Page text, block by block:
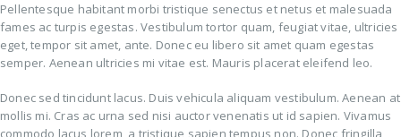
Pellentesque habitant morbi tristique senectus et netus et malesuada
fames ac turpis egestas. Vestibulum tortor quam, feugiat vitae, ultricies
eget, tempor sit amet, ante. Donec eu libero sit amet quam egestas
semper. Aenean ultricies mi vitae est. Mauris placerat eleifend leo.
Donec sed tincidunt lacus. Duis vehicula aliquam vestibulum. Aenean at
mollis mi. Cras ac urna sed nisi auctor venenatis ut id sapien. Vivamus
commodo lacus lorem, a tristique sapien tempus non. Donec fringilla